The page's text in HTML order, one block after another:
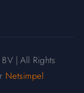
| All Rights
Netsimpel